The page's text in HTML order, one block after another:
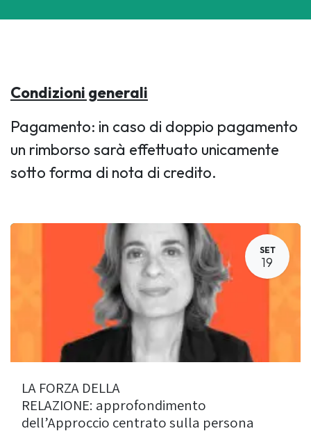
Condizioni generali
Pagamento: in caso di doppio pagamento
un rimborso sarà effettuato unicamente
sotto forma di nota di credito.
SET
19
LA FORZA DELLA
RELAZIONE: approfondimento
dell’Approccio centrato sulla persona